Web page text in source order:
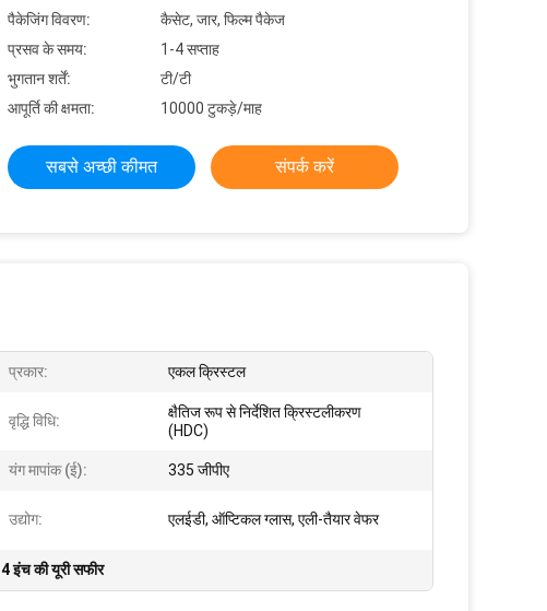
पैकेजिंग विवरण:
कैसेट, जार, फिल्म पैकेज
प्रसव के समय:
1-4 सप्ताह
भुगतान शर्तें:
टी/टी
आपूर्ति की क्षमता:
10000 टुकड़े/माह
सबसे अच्छी कीमत संपर्क करें
प्रकार: एकल क्रिस्टल
वृद्धि विधि:
क्षैतिज रूप से निर्देशित क्रिस्टलीकरण
(HDC)
यंग मापांक (ई): 335 जीपीए
उद्योग: एलईडी, ऑप्टिकल ग्लास, एली-तैयार वेफर
4 इंच की यूरी सफीर